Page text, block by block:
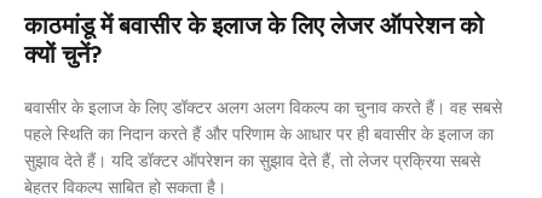
काठमांडू में बवासीर के इलाज के लिए लेजर ऑपरेशन को
क्यों चुनें?
बवासीर के इलाज के लिए डॉक्टर अलग अलग विकल्प का चुनाव करते हैं। वह सबसे
पहले स्थिति का निदान करते हैं और परिणाम के आधार पर ही बवासीर के इलाज का
सुझाव देते हैं। यदि डॉक्टर ऑपरेशन का सुझाव देते हैं, तो लेजर प्रक्रिया सबसे
बेहतर विकल्प साबित हो सकता है।